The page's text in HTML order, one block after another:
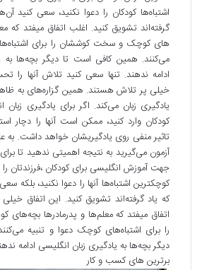
اشتباه‌ها کودکان را دعوا نکنید، سعی کنید
گرفته‌­اند تشویق کنید. اغلب اتفاق میفتد که
های کوچک و سخت کوششان را برای
می‌کنند. همین کافی است تا دیگر بچه‌ها به
ادامه ندهند. تنها سعی کنید تلاش آنها را
خیلی پر تلاش هستند. همین گزاره‌های به
یادگیری زبان می‌کند. اگر برای یادگیری زبان
کودکان وارد کنید، ممکن است آنها را دچار
تاثیر منفی روی یادگیریشان خواهد داشت. به
آزمون می­‌گیرید به نتیجه اهمیتی ندهید تا
جهت آموزش انگلیسی برای کودکان ،فرزندتان
کوچکترین اشتباه‌ها آنها را دعوا نکنید، بلکه
که یاد گرفته‌اند تشویق کنید. این اتفاق
اتفاق میفتد که معلم‌ها و پدرمادر‌ها
را برای اشتباه‌های کوچک دعوا و تنبیه
دیگر بچه‌ها به یادگیری زبان انگلیسی ادامه
برترین های کسب و کار